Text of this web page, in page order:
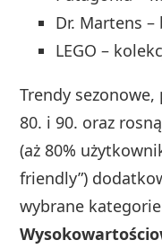
Dr. Martens
LEGO –
Trendy
80. i 90. oraz
(aż 80%
friendly”)
wybrane